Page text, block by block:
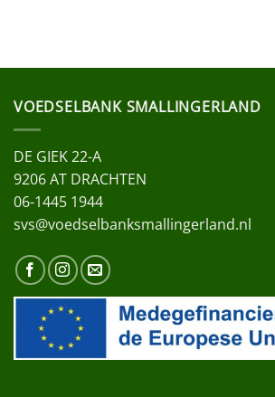
VOEDSELBANK SMALLINGERLAND
DE GIEK 22-A
9206 AT DRACHTEN
06-1445 1944
svs@voedselbanksmallingerland.nl